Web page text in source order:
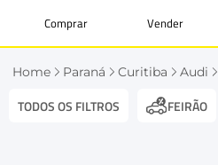
Comprar Vender
Home Paraná Curitiba Audi
TODOS OS FILTROS FEIRÃO